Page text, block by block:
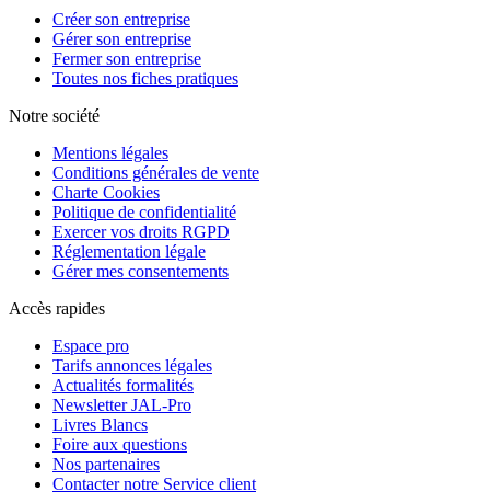
Créer son entreprise
Gérer son entreprise
Fermer son entreprise
Toutes nos fiches pratiques
Notre société
Mentions légales
Conditions générales de vente
Charte Cookies
Politique de confidentialité
Exercer vos droits RGPD
Réglementation légale
Gérer mes consentements
Accès rapides
Espace pro
Tarifs annonces légales
Actualités formalités
Newsletter JAL-Pro
Livres Blancs
Foire aux questions
Nos partenaires
Contacter notre Service client